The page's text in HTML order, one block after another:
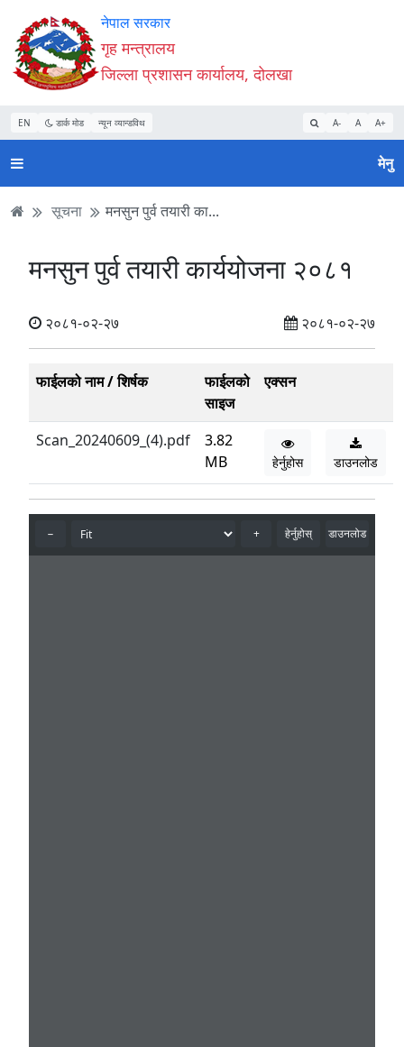
Accessibility
Mode
सुरु
गर्नुहोस्
सामाग्री
पढ्नुहाेस्
नेभिगेसन
पढ्नुहाेस्
वेबसाइट
खोजमा
जानुहोस्
नेपाल सरकार
गृह मन्त्रालय
जिल्ला प्रशासन कार्यालय, दोलखा
EN डार्क मोड न्यून व्यान्डविथ A- A A+
मेनु
सूचना मनसुन पुर्व तयारी का...
मनसुन पुर्व तयारी कार्ययोजना २०८१
२०८१-०२-२७ २०८१-०२-२७
फाईलको नाम / शिर्षक
फाईलको
साइज
एक्सन
Scan_20240609_(4).pdf
3.82
MB
हेर्नुहोस डाउनलोड